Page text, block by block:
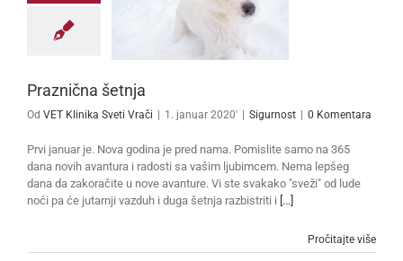
Praznična šetnja
Od VET Klinika Sveti Vrači 1. januar 2020' Sigurnost 0 Komentara
Prvi januar je. Nova godina je pred nama. Pomislite samo na 365
dana novih avantura i radosti sa vašim ljubimcem. Nema lepšeg
dana da zakoračite u nove avanture. Vi ste svakako "sveži" od lude
noći pa će jutarnji vazduh i duga šetnja razbistriti i [...]
Pročitajte više